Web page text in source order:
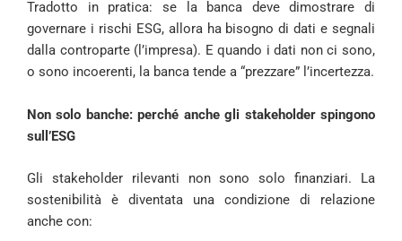
Tradotto in pratica: se la banca deve dimostrare di
governare i rischi ESG, allora ha bisogno di dati e segnali
dalla controparte (l’impresa). E quando i dati non ci sono,
o sono incoerenti, la banca tende a “prezzare” l’incertezza.
Non solo banche: perché anche gli stakeholder spingono
sull’ESG
Gli stakeholder rilevanti non sono solo finanziari. La
sostenibilità è diventata una condizione di relazione
anche con: